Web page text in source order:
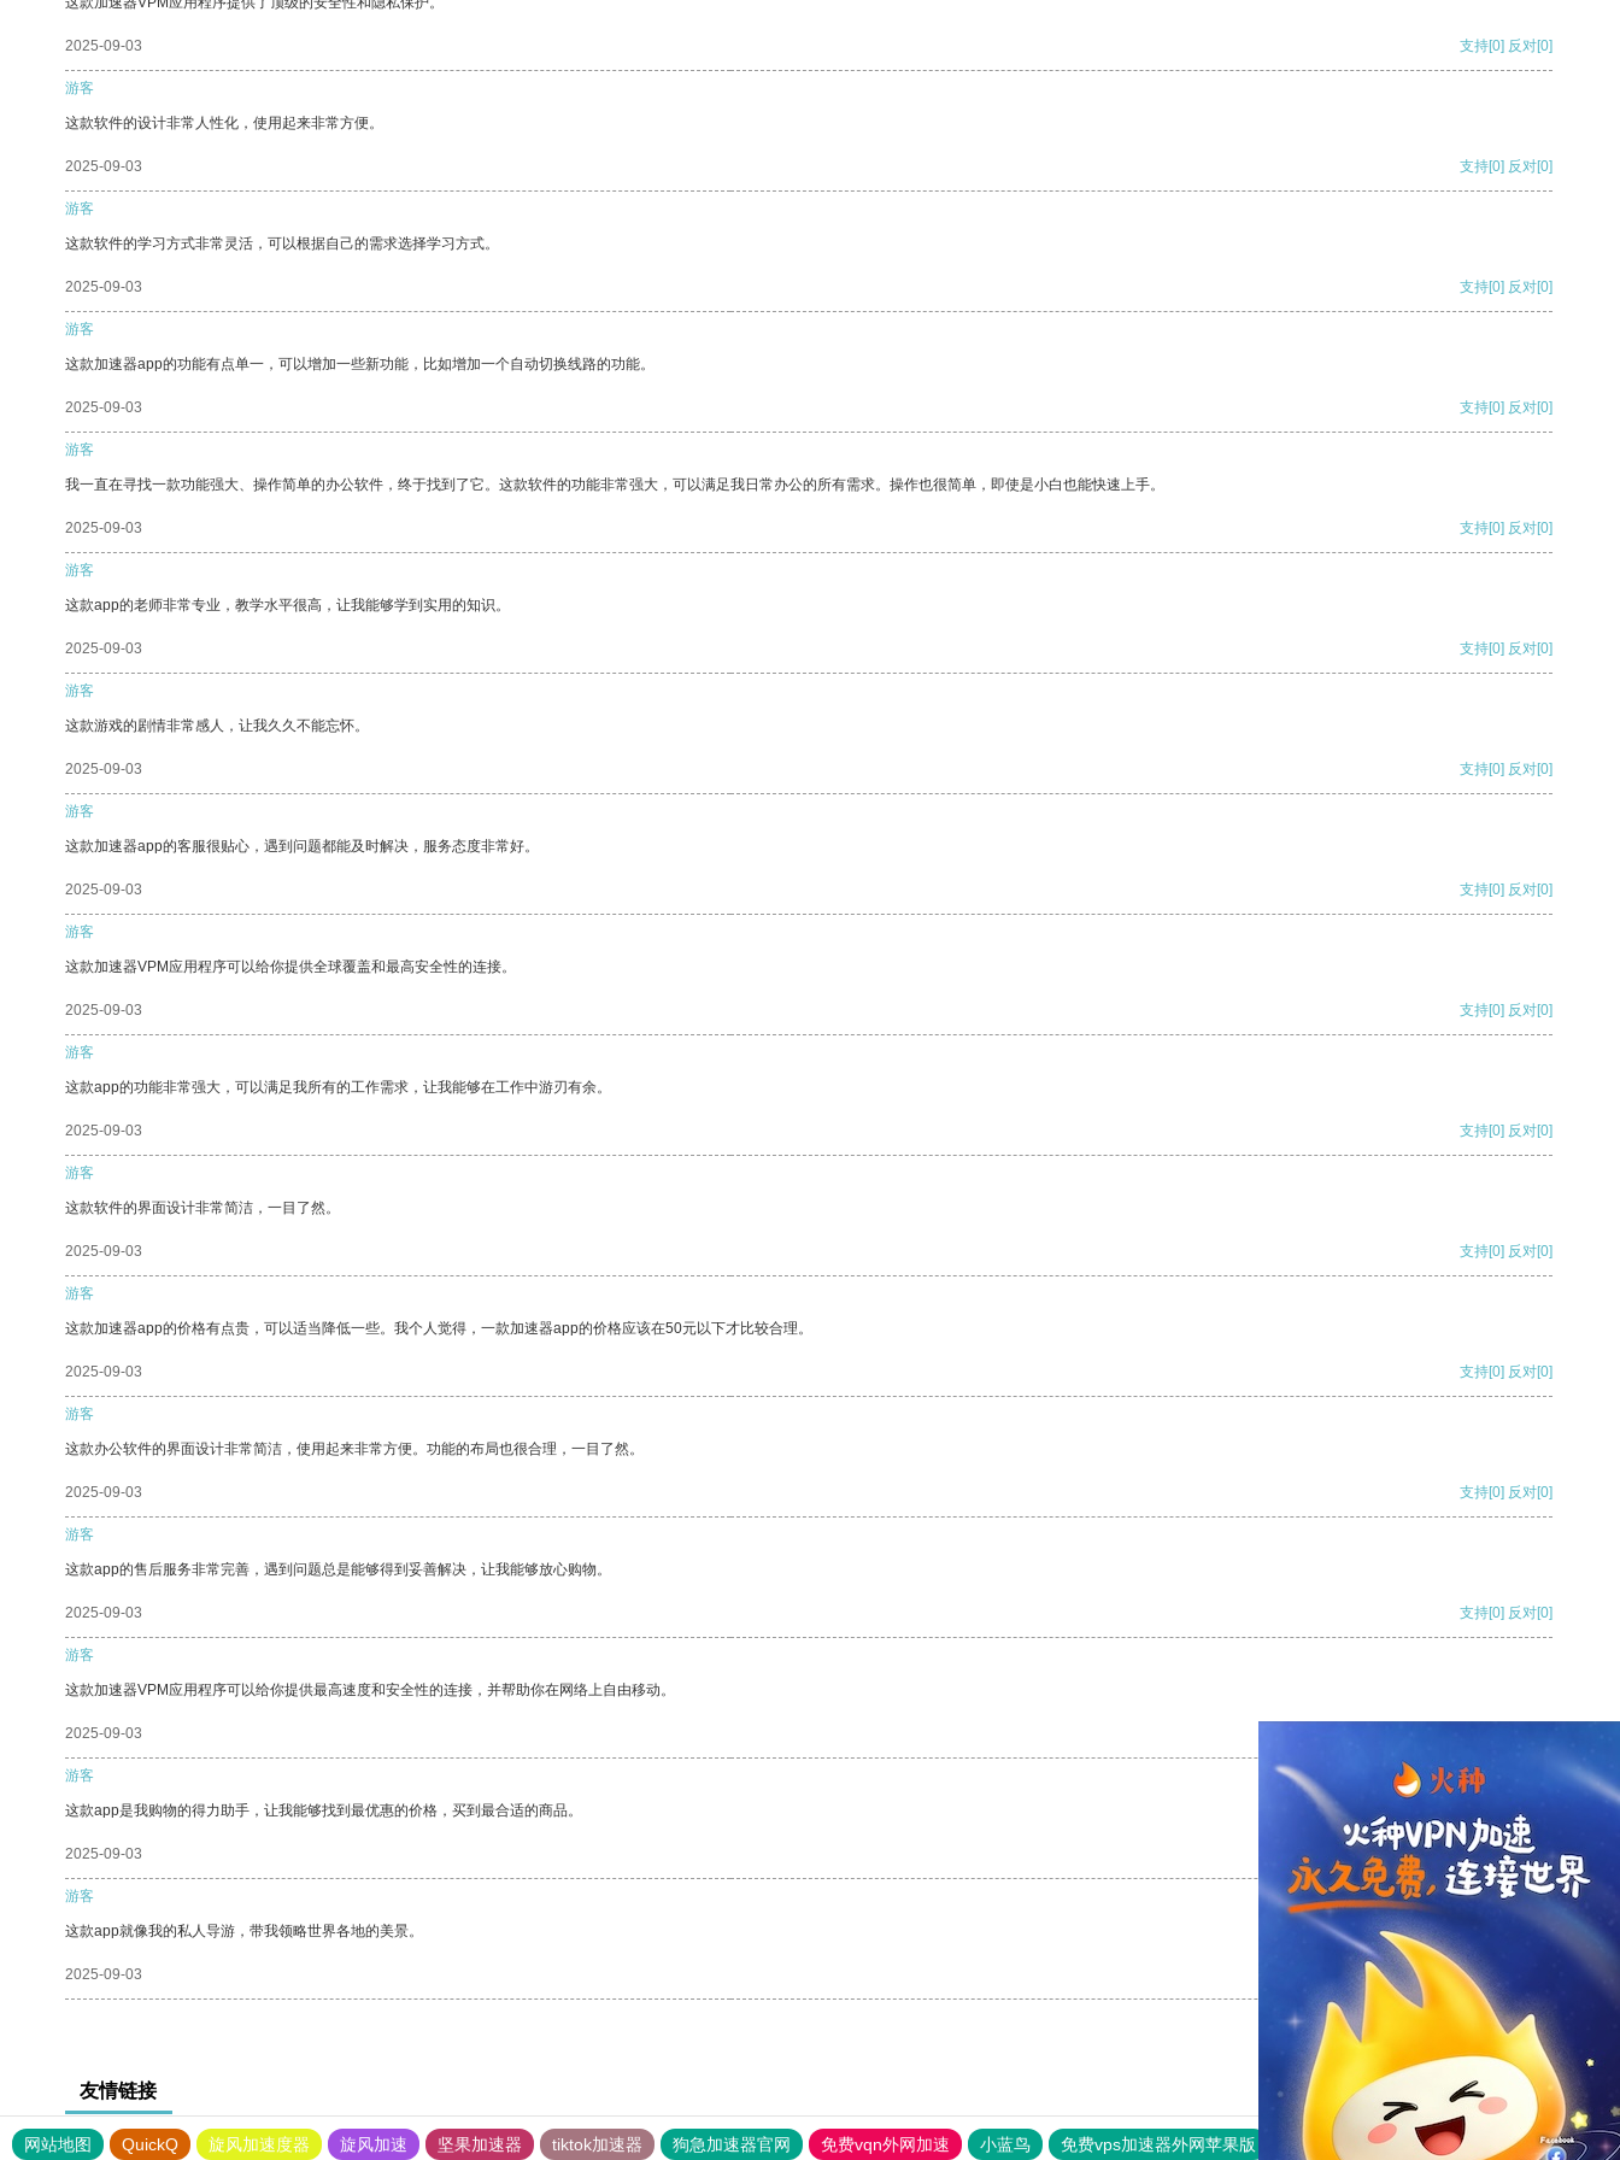
2025-09-03 支持[0] 反对[0]
游客
这款软件的设计非常人性化，使用起来非常方便。
2025-09-03 支持[0] 反对[0]
游客
这款软件的学习方式非常灵活，可以根据自己的需求选择学习方式。
2025-09-03 支持[0] 反对[0]
游客
这款加速器app的功能有点单一，可以增加一些新功能，比如增加一个自动切换线路的功能。
2025-09-03 支持[0] 反对[0]
游客
我一直在寻找一款功能强大、操作简单的办公软件，终于找到了它。这款软件的功能非常强大，可以满足我日常办公的所有需求。操作也很简单，即使是小白也能快速上手。
2025-09-03 支持[0] 反对[0]
游客
这款app的老师非常专业，教学水平很高，让我能够学到实用的知识。
2025-09-03 支持[0] 反对[0]
游客
这款游戏的剧情非常感人，让我久久不能忘怀。
2025-09-03 支持[0] 反对[0]
游客
这款加速器app的客服很贴心，遇到问题都能及时解决，服务态度非常好。
2025-09-03 支持[0] 反对[0]
游客
这款加速器VPM应用程序可以给你提供全球覆盖和最高安全性的连接。
2025-09-03 支持[0] 反对[0]
游客
这款app的功能非常强大，可以满足我所有的工作需求，让我能够在工作中游刃有余。
2025-09-03 支持[0] 反对[0]
游客
这款软件的界面设计非常简洁，一目了然。
2025-09-03 支持[0] 反对[0]
游客
这款加速器app的价格有点贵，可以适当降低一些。我个人觉得，一款加速器app的价格应该在50元以下才比较合理。
2025-09-03 支持[0] 反对[0]
游客
这款办公软件的界面设计非常简洁，使用起来非常方便。功能的布局也很合理，一目了然。
2025-09-03 支持[0] 反对[0]
游客
这款app的售后服务非常完善，遇到问题总是能够得到妥善解决，让我能够放心购物。
2025-09-03 支持[0] 反对[0]
游客
这款加速器VPM应用程序可以给你提供最高速度和安全性的连接，并帮助你在网络上自由移动。
2025-09-03
游客
这款app是我购物的得力助手，让我能够找到最优惠的价格，买到最合适的商品。
2025-09-03 支持 [0] 反对 [0]
游客
这款app就像我的私人导游，带我领略世界各地的美景。
2025-09-03 支持
友情链接
网站地图 QuickQ 旋风加速度器 旋风加速 坚果加速器 tiktok加速器 狗急加速器官网 免费vqn外网加速 小蓝鸟 免费vps加速器外网苹果版 旋风加速度器 快连加速器